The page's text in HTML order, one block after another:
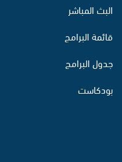
البث المباشر
قائمة البرامج
جدول البرامج
بودكاست